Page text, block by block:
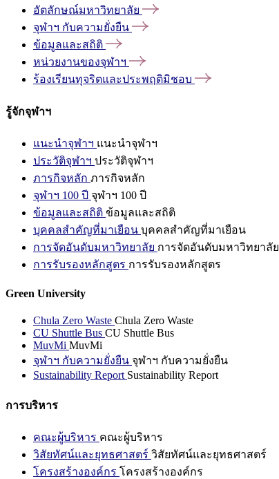
อัตลักษณ์มหาวิทยาลัย
จุฬาฯ กับความยั่งยืน
ข้อมูลและสถิติ
หน่วยงานของจุฬาฯ
ร้องเรียนทุจริตและประพฤติมิชอบ
รู้จักจุฬาฯ
แนะนำจุฬาฯ แนะนำจุฬาฯ
ประวัติจุฬาฯ ประวัติจุฬาฯ
ภารกิจหลัก ภารกิจหลัก
จุฬาฯ 100 ปี จุฬาฯ 100 ปี
ข้อมูลและสถิติ ข้อมูลและสถิติ
บุคคลสำคัญที่มาเยือน บุคคลสำคัญที่มาเยือน
การจัดอันดับมหาวิทยาลัย การจัดอันดับมหาวิทยาลัย
การรับรองหลักสูตร การรับรองหลักสูตร
Green University
Chula Zero Waste Chula Zero Waste
CU Shuttle Bus CU Shuttle Bus
MuvMi MuvMi
จุฬาฯ กับความยั่งยืน จุฬาฯ กับความยั่งยืน
Sustainability Report Sustainability Report
การบริหาร
คณะผู้บริหาร คณะผู้บริหาร
วิสัยทัศน์และยุทธศาสตร์ วิสัยทัศน์และยุทธศาสตร์
โครงสร้างองค์กร โครงสร้างองค์กร